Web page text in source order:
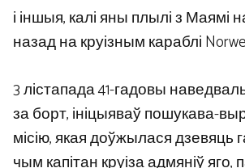
і іншыя, калі яны плылі з Маямі
назад на круізным караблі
3 лістапада 41-гадовы
за борт, ініцыяваў пошукава-
місію, якая доўжылася дзевяць
чым капітан круіза адмяніў яго,